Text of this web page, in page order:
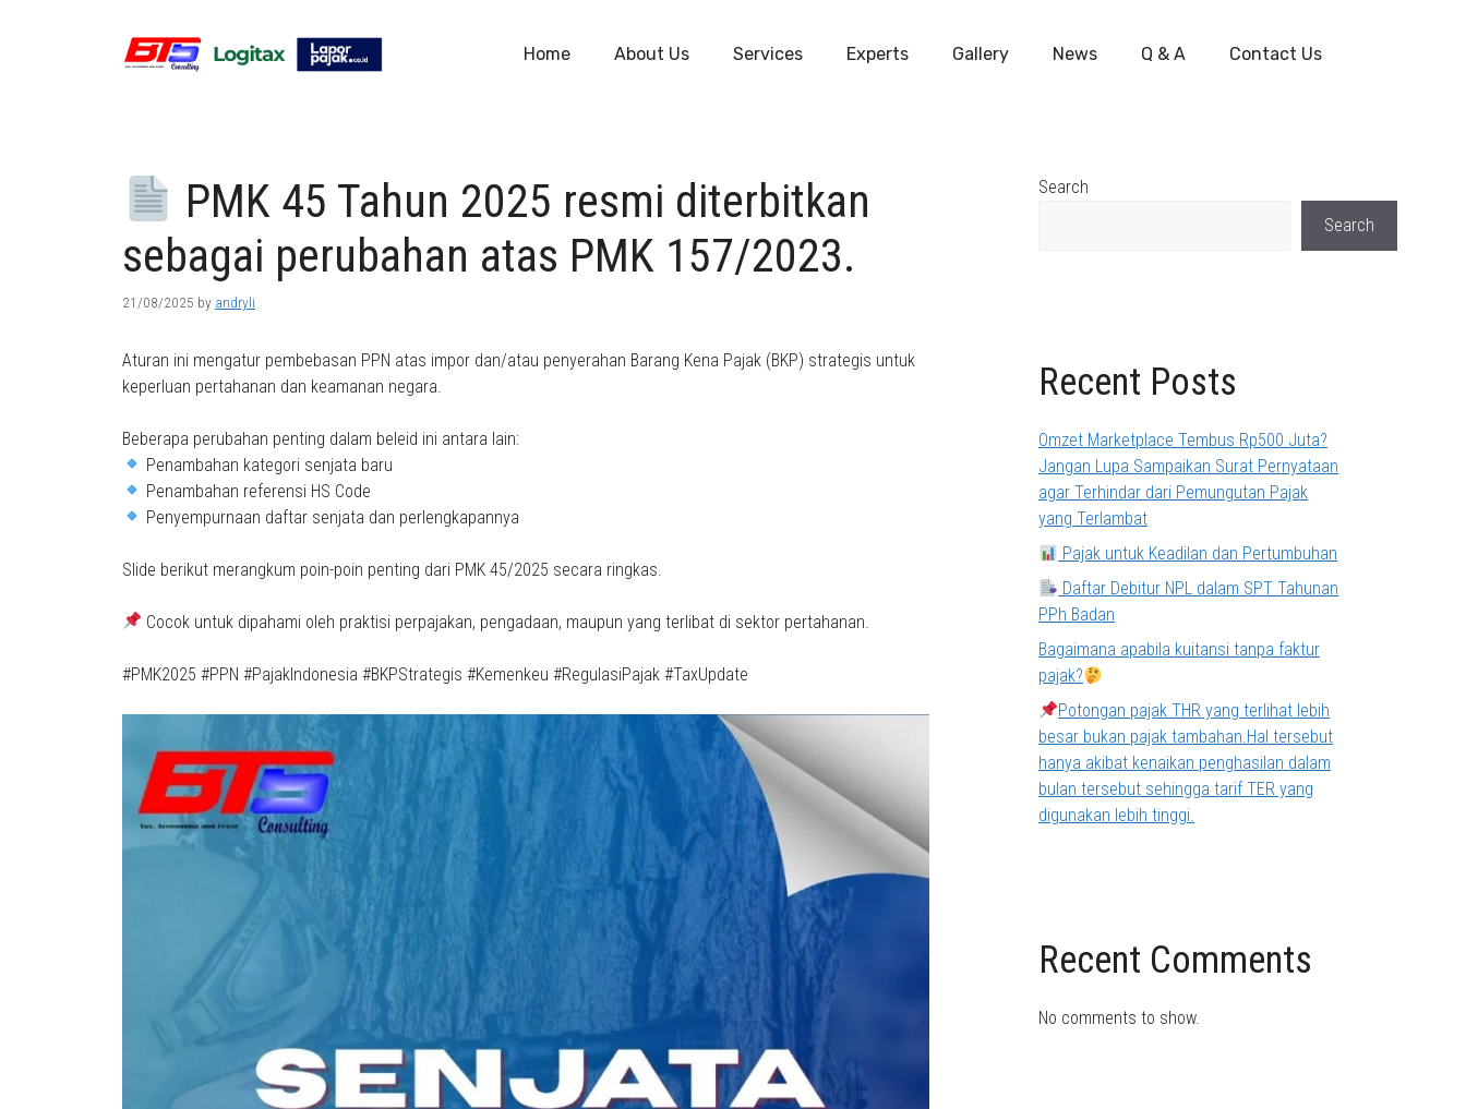
Home About Us Services Experts Gallery News Q & A Contact Us
PMK 45 Tahun 2025 resmi diterbitkan
sebagai perubahan atas PMK 157/2023.
21/08/2025 by andryli
Aturan ini mengatur pembebasan PPN atas impor dan/atau penyerahan Barang Kena Pajak (BKP) strategis untuk
keperluan pertahanan dan keamanan negara.
Beberapa perubahan penting dalam beleid ini antara lain:
Penambahan kategori senjata baru
Penambahan referensi HS Code
Penyempurnaan daftar senjata dan perlengkapannya
Slide berikut merangkum poin-poin penting dari PMK 45/2025 secara ringkas.
Cocok untuk dipahami oleh praktisi perpajakan, pengadaan, maupun yang terlibat di sektor pertahanan.
#PMK2025 #PPN #PajakIndonesia #BKPStrategis #Kemenkeu #RegulasiPajak #TaxUpdate
Search
Search
Recent Posts
Omzet Marketplace Tembus Rp500 Juta?
Jangan Lupa Sampaikan Surat Pernyataan
agar Terhindar dari Pemungutan Pajak
yang Terlambat
Pajak untuk Keadilan dan Pertumbuhan
Daftar Debitur NPL dalam SPT Tahunan
PPh Badan
Bagaimana apabila kuitansi tanpa faktur
pajak?
Potongan pajak THR yang terlihat lebih
besar bukan pajak tambahan.Hal tersebut
hanya akibat kenaikan penghasilan dalam
bulan tersebut sehingga tarif TER yang
digunakan lebih tinggi.
Recent Comments
No comments to show.